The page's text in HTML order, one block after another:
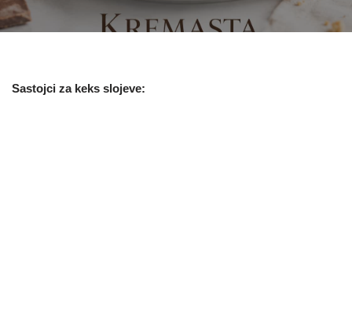
Sastojci za keks slojeve: